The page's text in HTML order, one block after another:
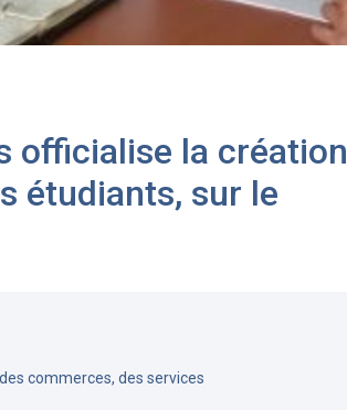
officialise la création
étudiants, sur le
commerces, des services